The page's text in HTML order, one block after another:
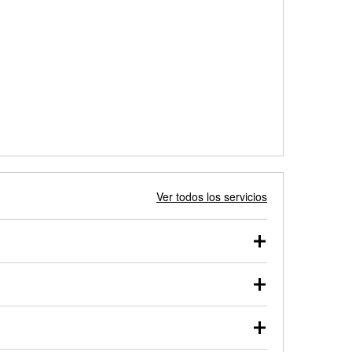
Ver todos los servicios
probarse dentro o fuera del vehículo y cargarse en
de nuestros profesionales te ayudará a encontrar
en el estacionamiento, o desmonta el